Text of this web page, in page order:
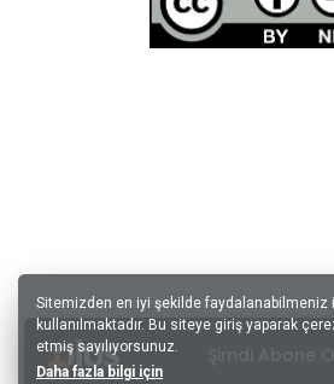
Sitemizden en iyi şekilde faydalanabilmeniz
kullanılmaktadır. Bu siteye giriş yaparak
etmiş sayılıyorsunuz.
Daha fazla bilgi için